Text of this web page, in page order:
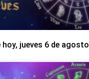
jueves 6 de agosto